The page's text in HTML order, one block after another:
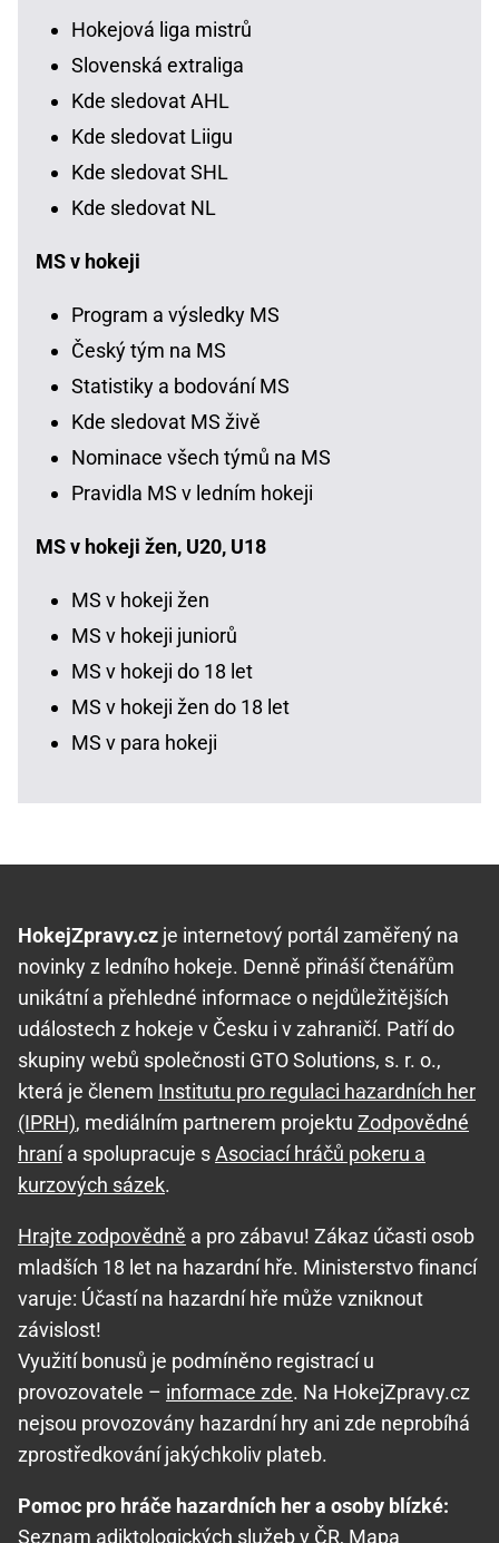
Hokejová liga mistrů
Slovenská extraliga
Kde sledovat AHL
Kde sledovat Liigu
Kde sledovat SHL
Kde sledovat NL
MS v hokeji
Program a výsledky MS
Český tým na MS
Statistiky a bodování MS
Kde sledovat MS živě
Nominace všech týmů na MS
Pravidla MS v ledním hokeji
MS v hokeji žen, U20, U18
MS v hokeji žen
MS v hokeji juniorů
MS v hokeji do 18 let
MS v hokeji žen do 18 let
MS v para hokeji
HokejZpravy.cz je internetový portál zaměřený na
novinky z ledního hokeje. Denně přináší čtenářům
unikátní a přehledné informace o nejdůležitějších
událostech z hokeje v Česku i v zahraničí. Patří do
skupiny webů společnosti GTO Solutions, s. r. o.,
která je členem Institutu pro regulaci hazardních her
(IPRH), mediálním partnerem projektu Zodpovědné
hranía spolupracuje sAsociací hráčů pokeru a
kurzových sázek.
Hrajte zodpovědně a pro zábavu! Zákaz účasti osob
mladších 18 let na hazardní hře. Ministerstvo financí
varuje: Účastí na hazardní hře může vzniknout
závislost!
Využití bonusů je podmíněno registrací u
provozovatele – informace zde. Na HokejZpravy.cz
nejsou provozovány hazardní hry ani zde neprobíhá
zprostředkování jakýchkoliv plateb.
Pomoc pro hráče hazardních her a osoby blízké:
Seznam adiktologických služeb v ČR, Mapa